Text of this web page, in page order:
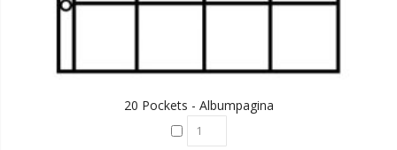
20 Pockets - Albumpagina